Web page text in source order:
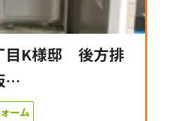
目K様邸 後方排
…
ーム